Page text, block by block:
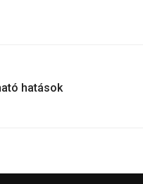
hatások